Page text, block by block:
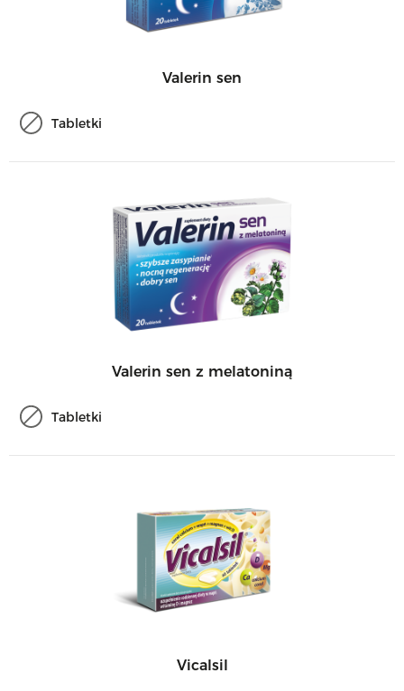
Valerin sen
Tabletki
Valerin sen z melatoniną
Tabletki
Vicalsil